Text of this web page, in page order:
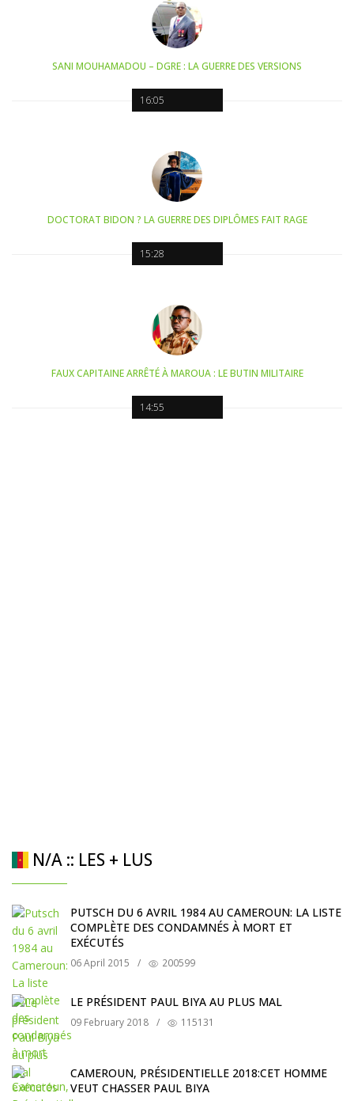
16:05
SANI MOUHAMADOU – DGRE : LA GUERRE DES VERSIONS
15:28
DOCTORAT BIDON ? LA GUERRE DES DIPLÔMES FAIT RAGE
14:55
FAUX CAPITAINE ARRÊTÉ À MAROUA : LE BUTIN MILITAIRE
N/A :: LES + LUS
PUTSCH DU 6 AVRIL 1984 AU CAMEROUN: LA LISTE
COMPLÈTE DES CONDAMNÉS À MORT ET
EXÉCUTÉS
06 April 2015 / 200599
LE PRÉSIDENT PAUL BIYA AU PLUS MAL
09 February 2018 / 115131
CAMEROUN, PRÉSIDENTIELLE 2018:CET HOMME
VEUT CHASSER PAUL BIYA